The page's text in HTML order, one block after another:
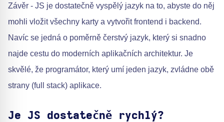
Závěr - JS je dostatečně vyspělý jazyk na to, abyste do něj
mohli vložit všechny karty a vytvořit frontend i backend.
Navíc se jedná o poměrně čerstvý jazyk, který si snadno
najde cestu do moderních aplikačních architektur. Je
skvělé, že programátor, který umí jeden jazyk, zvládne obě
strany (full stack) aplikace.
Je JS dostatečně rychlý?